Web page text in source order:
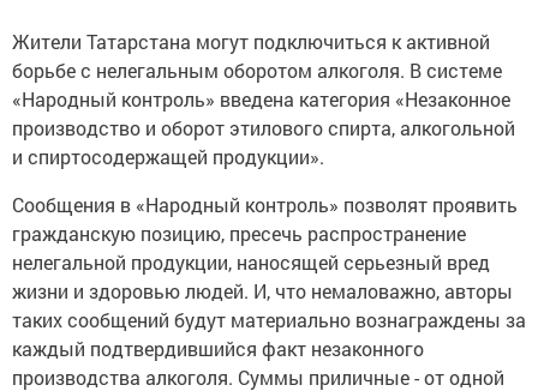
Жители Татарстана могут подключиться к активной
борьбе с нелегальным оборотом алкоголя. В системе
«Народный контроль» введена категория «Незаконное
производство и оборот этилового спирта, алкогольной
и спиртосодержащей продукции».
Сообщения в «Народный контроль» позволят проявить
гражданскую позицию, пресечь распространение
нелегальной продукции, наносящей серьезный вред
жизни и здоровью людей. И, что немаловажно, авторы
таких сообщений будут материально вознаграждены за
каждый подтвердившийся факт незаконного
производства алкоголя. Суммы приличные - от одной